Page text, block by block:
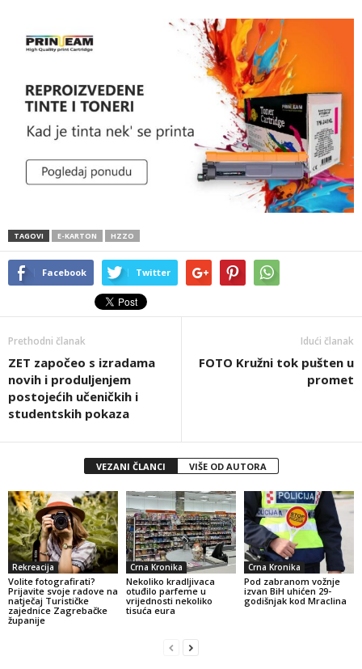
TAGOVI E-KARTON HZZO
Facebook Twitter
Prethodni članak
ZET započeo s izradama
novih i produljenjem
postojećih učeničkih i
studentskih pokaza
Idući članak
FOTO Kružni tok pušten u
promet
VEZANI ČLANCI VIŠE OD AUTORA
Rekreacija
Volite fotografirati?
Prijavite svoje radove na
natječaj Turističke
zajednice Zagrebačke
županije
Crna Kronika
Nekoliko kradljivaca
otuđilo parfeme u
vrijednosti nekoliko
tisuća eura
Crna Kronika
Pod zabranom vožnje
izvan BiH uhićen 29-
godišnjak kod Mraclina